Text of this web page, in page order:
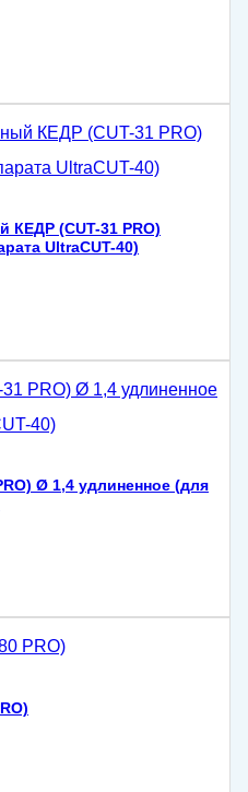
(CUT-31 PRO)
UltraCUT-40)
Ø 1,4 удлиненное (для